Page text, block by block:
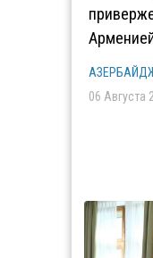
06 Августа